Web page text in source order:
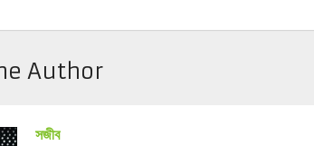
Author
সজীব